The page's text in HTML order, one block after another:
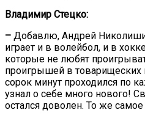
Владимир Стецко:
– Добавлю, Андрей
играет и в волейбол, и в
которые не любят
проигрышей в товарищеских
сорок минут проходился по
узнал о себе много нового!
остался доволен. То же